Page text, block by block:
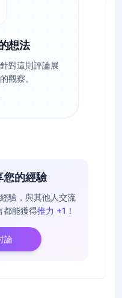
想法
對這則評論展
觀察。
您的經驗
驗，與其他人交流
都能獲得推力 +1 ！
論